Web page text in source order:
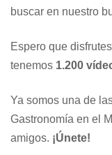
buscar en nuestro
Espero que
tenemos 1.200
Ya somos una de
Gastronomía en el
amigos. ¡Únete!